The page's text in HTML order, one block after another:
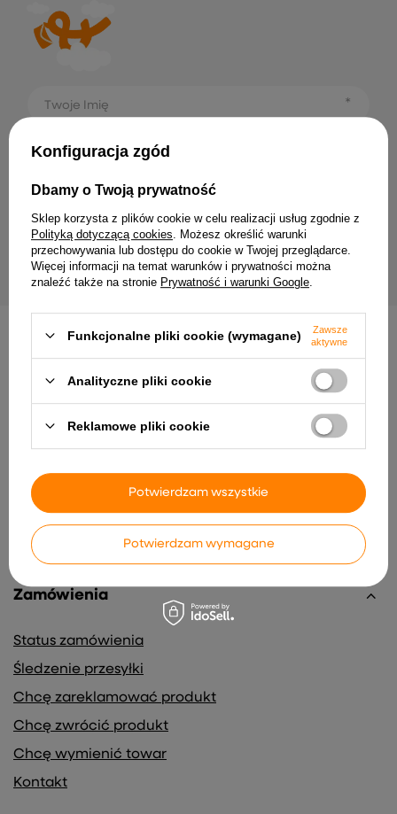
Twoje Imię
Twój email
osobowych (adres e-mail) na potrzeby wysyłki
newslettera z informacją handlową (marketing). Więcej
wpolityce prywatności.
ZAPISZ SIĘ
Dostawa ZamówienieZwroty Pomoc
Zamówienia
Status zamówienia
Śledzenie przesyłki
Chcę zareklamować produkt
Chcę zwrócić produkt
Chcę wymienić towar
Kontakt
Konfiguracja zgód
Dbamy o Twoją prywatność
Sklep korzysta z plików cookie w celu realizacji usług zgodnie z
Polityką dotyczącą cookies . Możesz określić warunki
przechowywania lub dostępu do cookie w Twojej przeglądarce.
Więcej informacji na temat warunków i prywatności można
znaleźć także na stronie Prywatność i warunki Google
Funkcjonalne pliki cookie (wymagane)
Zawsze
aktywne
Analityczne pliki cookie
Reklamowe pliki cookie
Potwierdzam wymagane
Potwierdzam wszystkie